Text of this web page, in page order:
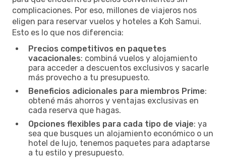
complicaciones. Por eso, millones de viajeros nos
eligen para reservar vuelos y hoteles a Koh Samui.
Esto es lo que nos diferencia:
Precios competitivos en paquetes
vacacionales: combiná vuelos y alojamiento
para acceder a descuentos exclusivos y sacarle
más provecho a tu presupuesto.
Beneficios adicionales para miembros Prime:
obtené más ahorros y ventajas exclusivas en
cada reserva que hagas.
Opciones flexibles para cada tipo de viaje: ya
sea que busques un alojamiento económico o un
hotel de lujo, tenemos paquetes para adaptarse
a tu estilo y presupuesto.